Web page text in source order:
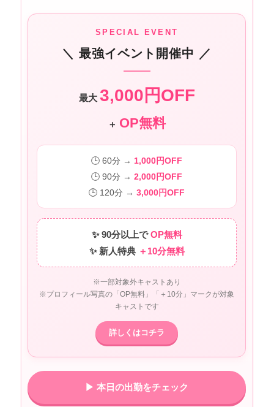
SPECIAL EVENT
＼ 最強イベント開催中 ／
最大 3,000円OFF
＋ OP無料
🕒 60分 → 1,000円OFF
🕒 90分 →2,000円OFF
🕒 120分 →3,000円OFF
✨ 90分以上でOP無料
✨ 新人特典 ＋10分無料
※一部対象外キャストあり
※プロフィール写真の「OP無料」「＋10分」マークが対象
キャストです
詳しくはコチラ
▶︎ 本日の出勤をチェック